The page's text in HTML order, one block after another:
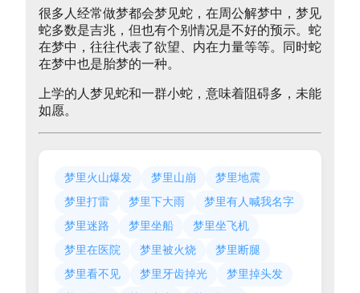
很多人经常做梦都会梦见蛇，在周公解梦中，梦见
蛇多数是吉兆，但也有个别情况是不好的预示。蛇
在梦中，往往代表了欲望、内在力量等等。同时蛇
在梦中也是胎梦的一种。
上学的人梦见蛇和一群小蛇，意味着阻碍多，未能
如愿。
梦里火山爆发 梦里山崩
梦里地震
梦里打雷
梦里下大雨
梦里有人喊我名字
梦里迷路
梦里坐船
梦里坐飞机
梦里在医院
梦里被火烧
梦里断腿
梦里看不见
梦里牙齿掉光
梦里掉头发